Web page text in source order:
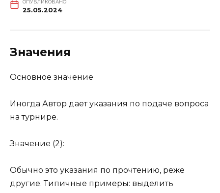
ОПУБЛИКОВАНО
25.05.2024
Значения
Основное значение
Иногда Автор дает указания по подаче вопроса
на турнире.
Значение (2):
Обычно это указания по прочтению, реже
другие. Типичные примеры: выделить